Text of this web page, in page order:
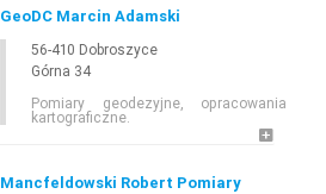
GeoDC Marcin Adamski
56-410 Dobroszyce
Górna 34
Pomiary geodezyjne, opracowania
kartograficzne.
Mancfeldowski Robert Pomiary